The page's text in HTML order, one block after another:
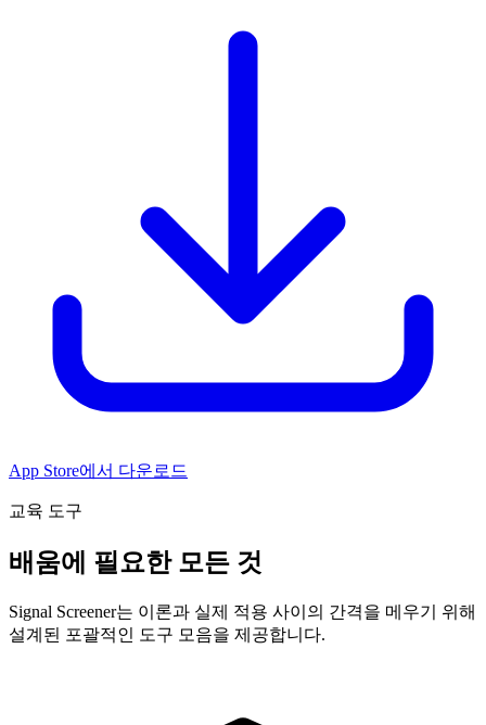
App Store에서 다운로드
교육 도구
배움에 필요한 모든 것
Signal Screener는 이론과 실제 적용 사이의 간격을 메우기 위해
설계된 포괄적인 도구 모음을 제공합니다.